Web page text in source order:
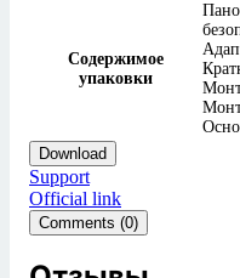
Содержимое
упаковки
Download
Support
Official link
Comments (0)